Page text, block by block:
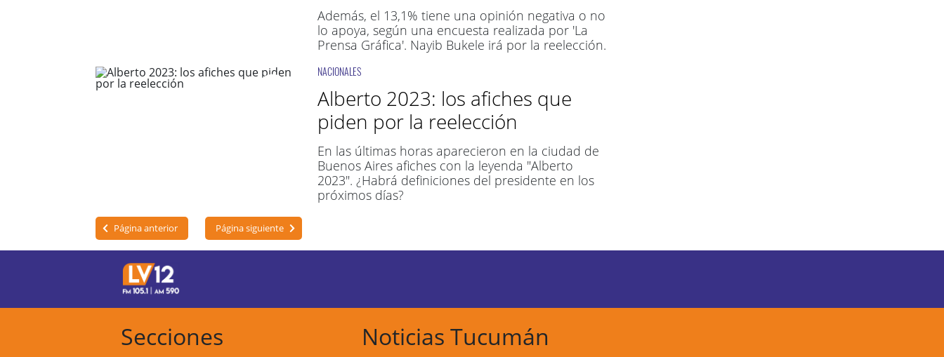
Además, el 13,1% tiene una opinión negativa o no
lo apoya, según una encuesta realizada por 'La
Prensa Gráfica'. Nayib Bukele irá por la reelección.
NACIONALES
Alberto 2023: los afiches que
piden por la reelección
En las últimas horas aparecieron en la ciudad de
Buenos Aires afiches con la leyenda "Alberto
2023". ¿Habrá definiciones del presidente en los
próximos días?
Página anterior Página siguiente
Secciones Noticias Tucumán